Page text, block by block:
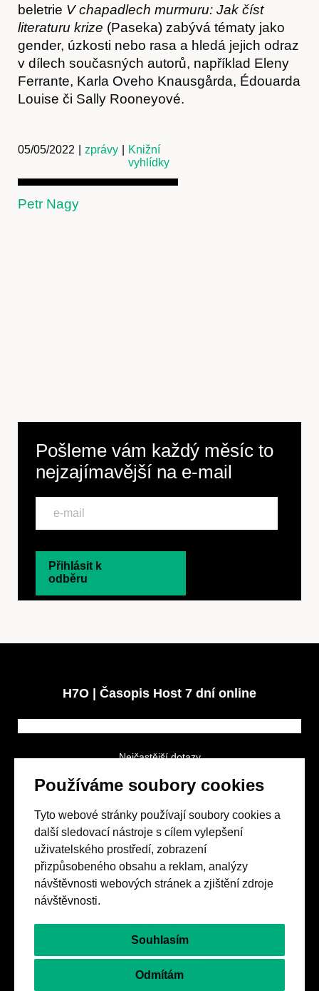
Používáme soubory cookies
Tyto webové stránky používají soubory cookies a
další sledovací nástroje s cílem vylepšení
uživatelského prostředí, zobrazení
přizpůsobeného obsahu a reklam, analýzy
návštěvnosti webových stránek a zjištění zdroje
návštěvnosti.
Souhlasím
Odmítám
Předplatné
beletrie V chapadlech murmuru: Jak číst
literaturu krize (Paseka) zabývá tématy jako
gender, úzkosti nebo rasa a hledá jejich odraz
v dílech současných autorů, například Eleny
Ferrante, Karla Oveho Knausgårda, Édouarda
Louise či Sally Rooneyové.
05/05/2022 zprávy
Knižní
vyhlídky
Petr Nagy
Pošleme vám každý měsíc to
nejzajímavější na e-mail
Přihlásit k
odběru
H7O | Časopis Host 7 dní online
Nejčastější dotazy
Obchodní podmínky
Spolek přátel vydávání
657 42 Brno-střed
objednavky@casopishost.cz
+420 775 995 695